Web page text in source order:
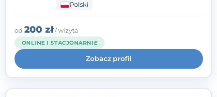
kliniczną oraz studia podyplomowe z
interwencji kryzysowej i seksuologii
klinicznej na SWPS we Wrocławiu. W pracy
kieruję się empatią, etyką zawodową i
uważnością na potrzeby klienta.
Polski
od 200 zł/ wizyta
ONLINE I STACJONARNIE
Zobacz profil